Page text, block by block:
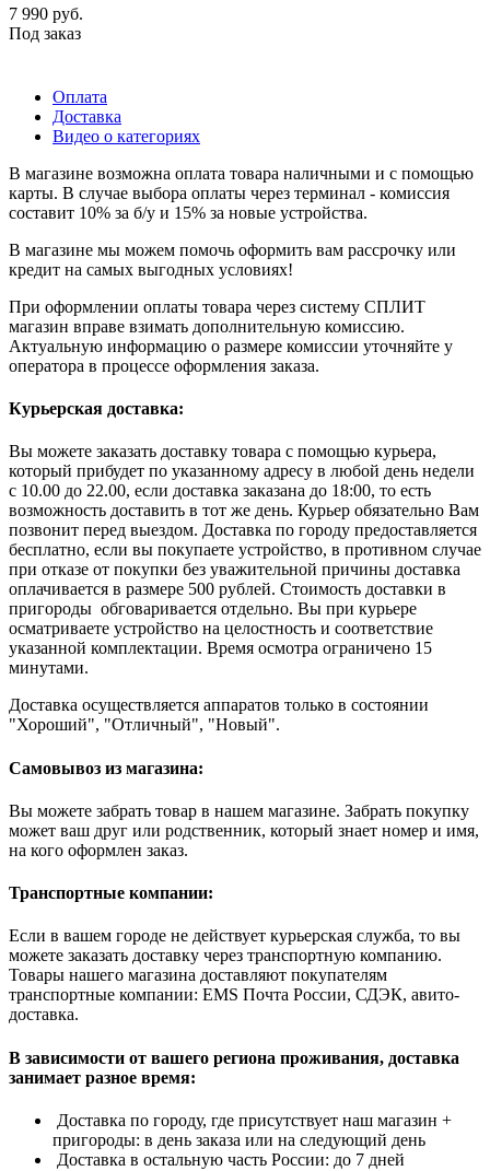
7 990 руб.
Под заказ
Оплата
Доставка
Видео о категориях
В магазине возможна оплата товара наличными и с помощью
карты. В случае выбора оплаты через терминал - комиссия
составит 10% за б/у и 15% за новые устройства.
В магазине мы можем помочь оформить вам рассрочку или
кредит на самых выгодных условиях!
При оформлении оплаты товара через систему СПЛИТ
магазин вправе взимать дополнительную комиссию.
Актуальную информацию о размере комиссии уточняйте у
оператора в процессе оформления заказа.
Курьерская доставка:
Вы можете заказать доставку товара с помощью курьера,
который прибудет по указанному адресу в любой день недели
с 10.00 до 22.00, если доставка заказана до 18:00, то есть
возможность доставить в тот же день. Курьер обязательно Вам
позвонит перед выездом. Доставка по городу предоставляется
бесплатно, если вы покупаете устройство, в противном случае
при отказе от покупки без уважительной причины доставка
оплачивается в размере 500 рублей. Стоимость доставки в
пригороды обговаривается отдельно. Вы при курьере
осматриваете устройство на целостность и соответствие
указанной комплектации. Время осмотра ограничено 15
минутами.
Доставка осуществляется аппаратов только в состоянии
"Хороший", "Отличный", "Новый".
Самовывоз из магазина:
Вы можете забрать товар в нашем магазине. Забрать покупку
может ваш друг или родственник, который знает номер и имя,
на кого оформлен заказ.
Транспортные компании:
Если в вашем городе не действует курьерская служба, то вы
можете заказать доставку через транспортную компанию.
Товары нашего магазина доставляют покупателям
транспортные компании: EMS Почта России, СДЭК, авито-
доставка.
В зависимости от вашего региона проживания, доставка
занимает разное время:
Доставка по городу, где присутствует наш магазин +
пригороды: в день заказа или на следующий день
Доставка в остальную часть России: до 7 дней